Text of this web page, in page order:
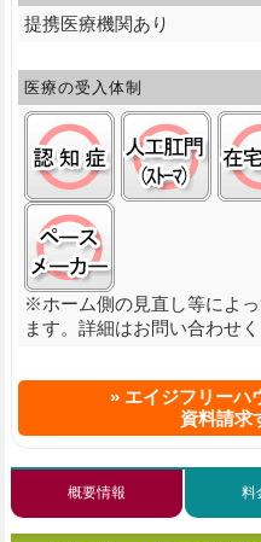
提携医療機関あり
医療の受入体制
認知症:○ スト
ペースメーカ:○
※ホーム側の見直し等によ
ます。詳細はお問い合わせく
エイジフリーハ
資料請求
概要情報 料